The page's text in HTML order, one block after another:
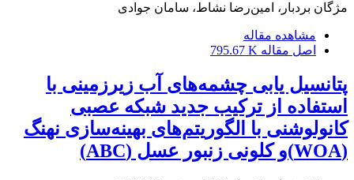
مژگان بردبار، امین‌رضا نشاط، سامان جوادی
مشاهده مقاله
اصل مقاله 795.67 K
پتانسیل یابی چشمه‌های آب زیرزمینی با
استفاده از ترکیب جدید شبکه عصبی
کانولوشنی با الگوریتم‌های بهینه‌سازی نهنگ
(WOA)و کلونی زنبور عسل (ABC)